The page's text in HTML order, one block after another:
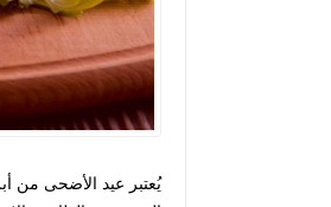
يُعتبر عيد الأضحى من